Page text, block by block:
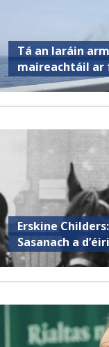
Tá an Iaráin
maireachtáil ar
Erskine
Sasanach a